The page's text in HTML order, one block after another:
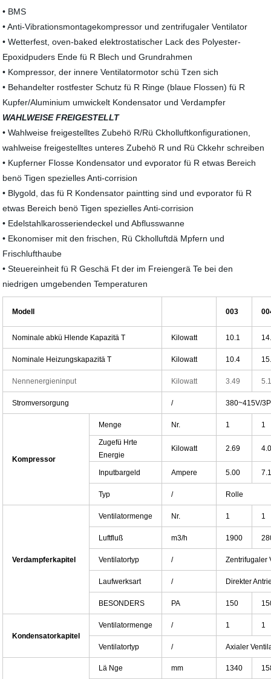
• BMS
• Anti-Vibrationsmontagekompressor und zentrifugaler Ventilator
• Wetterfest, oven-baked elektrostatischer Lack des Polyester-
Epoxidpuders Ende fü R Blech und Grundrahmen
• Kompressor, der innere Ventilatormotor schü Tzen sich
• Behandelter rostfester Schutz fü R Ringe (blaue Flossen) fü R
Kupfer/Aluminium umwickelt Kondensator und Verdampfer
WAHLWEISE FREIGESTELLT
• Wahlweise freigestelltes Zubehö R/Rü Ckholluftkonfigurationen,
wahlweise freigestelltes unteres Zubehö R und Rü Ckkehr schreiben
• Kupferner Flosse Kondensator und evporator fü R etwas Bereich
benö Tigen spezielles Anti-corrision
• Blygold, das fü R Kondensator paintting sind und evporator fü R
etwas Bereich benö Tigen spezielles Anti-corrision
• Edelstahlkarosseriendeckel und Abflusswanne
• Ekonomiser mit den frischen, Rü Ckholluftdä Mpfern und
Frischlufthaube
• Steuereinheit fü R Geschä Ft der im Freiengerä Te bei den
niedrigen umgebenden Temperaturen
Modell 003
Nominale abkü Hlende Kapazitä T Kilowatt 10.1
Nominale Heizungskapazitä T Kilowatt 10.4
Nennenergieninput Kilowatt 3.49
Stromversorgung / 380~415V/
Kompressor
Menge Nr. 1 1
Zugefü Hrte
Energie
Kilowatt 2.69
Inputbargeld Ampere 5.00
Typ / Rolle
Verdampferkapitel
Ventilatormenge Nr. 1 1
Luftfluß m3/h 1900
Ventilatortyp / Zentrifugaler
Laufwerksart / Direkter
BESONDERS PA 150
Kondensatorkapitel
Ventilatormenge / 1 1
Ventilatortyp / Axialer
Lä Nge mm 1340